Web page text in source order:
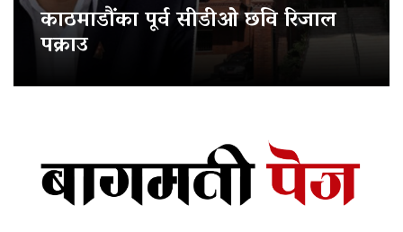
काठमाडौंका पूर्व सीडीओ छवि रिजाल
पक्राउ